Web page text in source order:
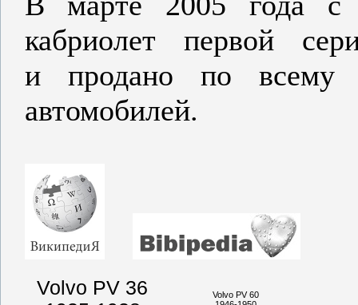
кабриолет первой
и продано по всему
автомобилей.
Volvo PV 36
Volvo PV 60